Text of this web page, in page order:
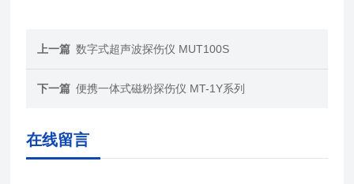
上一篇 数字式超声波探伤仪 MUT100S
下一篇 便携一体式磁粉探伤仪 MT-1Y系列
在线留言